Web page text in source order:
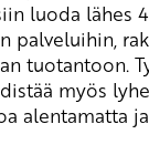
luoda lähes
palveluihin,
tuotantoon.
myös
alentamatta